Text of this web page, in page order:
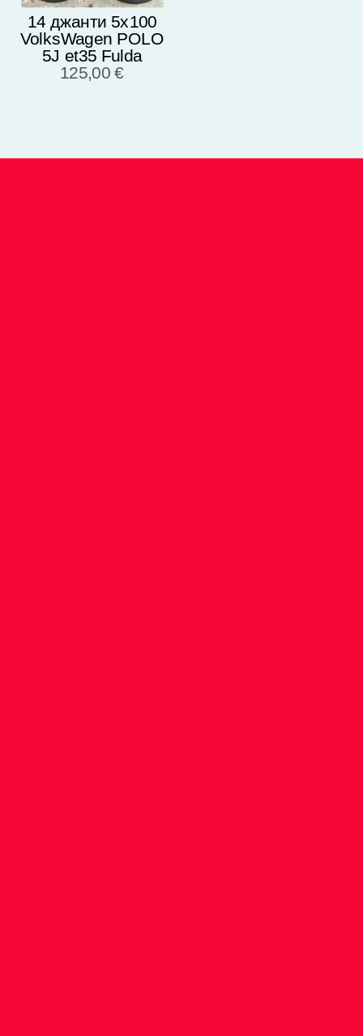
14 джанти 5х100
VolksWagen POLO
5J et35 Fulda
175/70/14 2017г 5-
125,00 €